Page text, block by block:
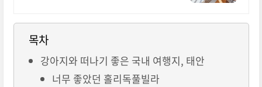
목차
강아지와 떠나기 좋은 국내 여행지, 태안
너무 좋았던 홀리독풀빌라